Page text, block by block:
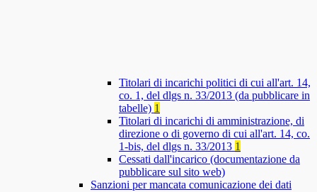
Titolari di incarichi politici di cui all'art. 14,
co. 1, del dlgs n. 33/2013 (da pubblicare in
tabelle) 1
Titolari di incarichi di amministrazione, di
direzione o di governo di cui all'art. 14, co.
1-bis, del dlgs n. 33/2013 1
Cessati dall'incarico (documentazione da
pubblicare sul sito web)
Sanzioni per mancata comunicazione dei dati